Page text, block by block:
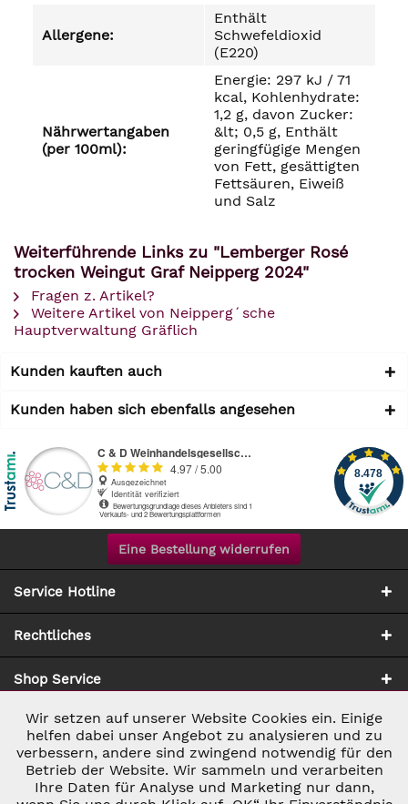
Allergene:
Enthält
Schwefeldioxid
(E220)
Nährwertangaben
(per 100ml):
Energie: 297 kJ / 71
kcal, Kohlenhydrate:
1,2 g, davon Zucker:
&lt; 0,5 g, Enthält
geringfügige Mengen
von Fett, gesättigten
Fettsäuren, Eiweiß
und Salz
Weiterführende Links zu "Lemberger Rosé
trocken Weingut Graf Neipperg 2024"
Fragen z. Artikel?
Weitere Artikel von Neipperg´sche
Hauptverwaltung Gräflich
Kunden kauften auch
Kunden haben sich ebenfalls angesehen
Eine Bestellung widerrufen
Service Hotline
Rechtliches
Shop Service
Zahlung & Versand
Notwendig Aktiv
Marketing Inaktiv
Wir setzen auf unserer Website Cookies ein. Einige
helfen dabei unser Angebot zu analysieren und zu
verbessern, andere sind zwingend notwendig für den
Betrieb der Website. Wir sammeln und verarbeiten
Ihre Daten für Analyse und Marketing nur dann,